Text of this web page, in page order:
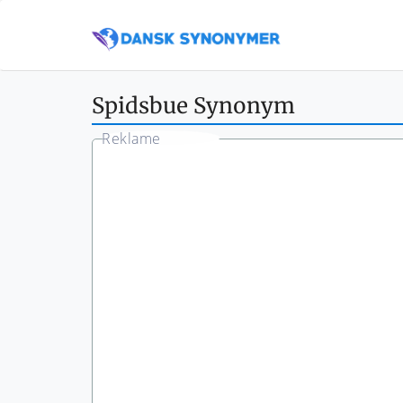
Spidsbue Synonym